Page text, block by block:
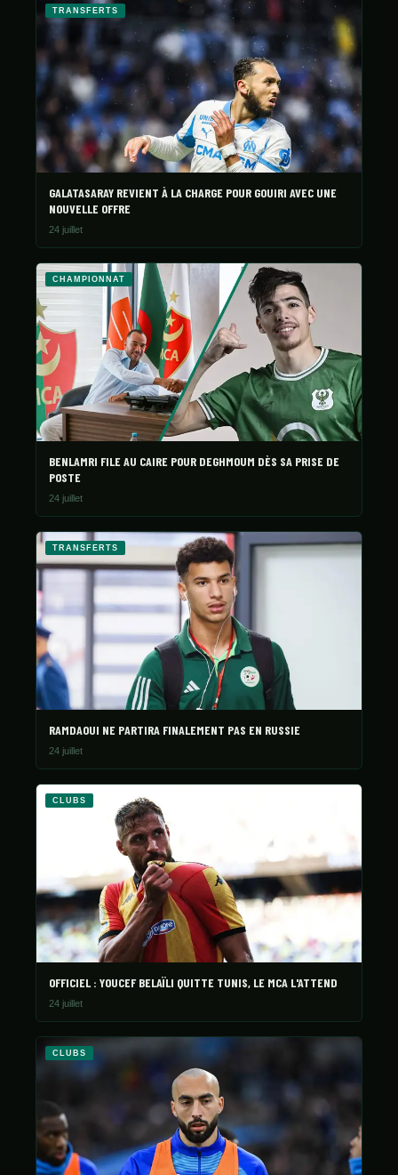
TRANSFERTS
GALATASARAY REVIENT À LA CHARGE POUR GOUIRI AVEC UNE
NOUVELLE OFFRE
24 juillet
CHAMPIONNAT
BENLAMRI FILE AU CAIRE POUR DEGHMOUM DÈS SA PRISE DE
POSTE
24 juillet
TRANSFERTS
RAMDAOUI NE PARTIRA FINALEMENT PAS EN RUSSIE
24 juillet
CLUBS
OFFICIEL : YOUCEF BELAÏLI QUITTE TUNIS, LE MCA L'ATTEND
24 juillet
CLUBS